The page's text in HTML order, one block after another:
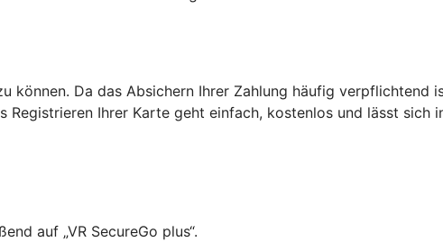
Da das Absichern Ihrer Zahlung häufig verpflichtend
Ihrer Karte geht einfach, kostenlos und lässt sich
auf „VR SecureGo plus“.